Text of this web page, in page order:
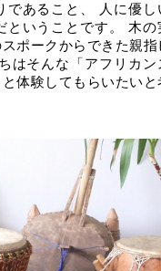
であること、 人に優し
ということです。 木の
ポークからできた親
はそんな「アフリカン
体験してもらいたい